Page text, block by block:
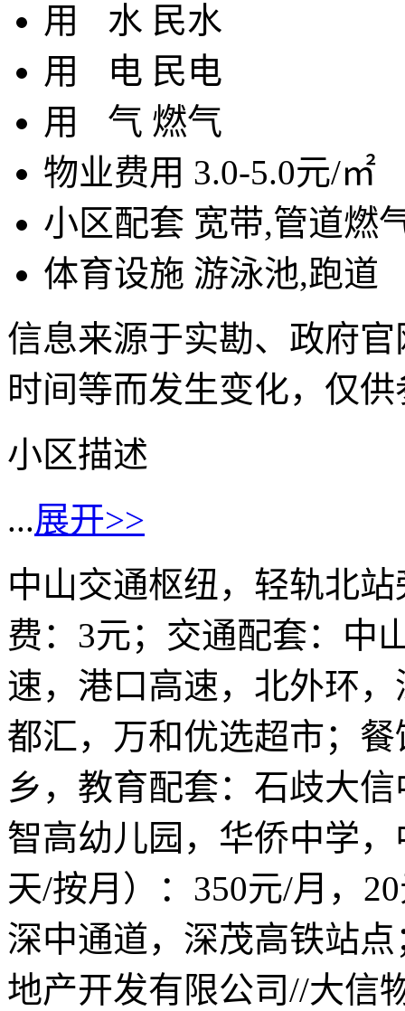
用 水 民水
用
电 民电
用 气 燃气
物业费用 3.0-5.0元/㎡
小区配套 宽带,管道燃
体育设施 游泳池,跑道
信息来源于实勘、政府
时间等而发生变化，仅
小区描述
...展开>>
中山交通枢纽，轻轨北
费：3元；交通配套：中
速，港口高速，北外环
都汇，万和优选超市；
乡，教育配套：石歧大
智高幼儿园，华侨中学
天/按月）：350元/月，
深中通道，深茂高铁站
地产开发有限公司//大信